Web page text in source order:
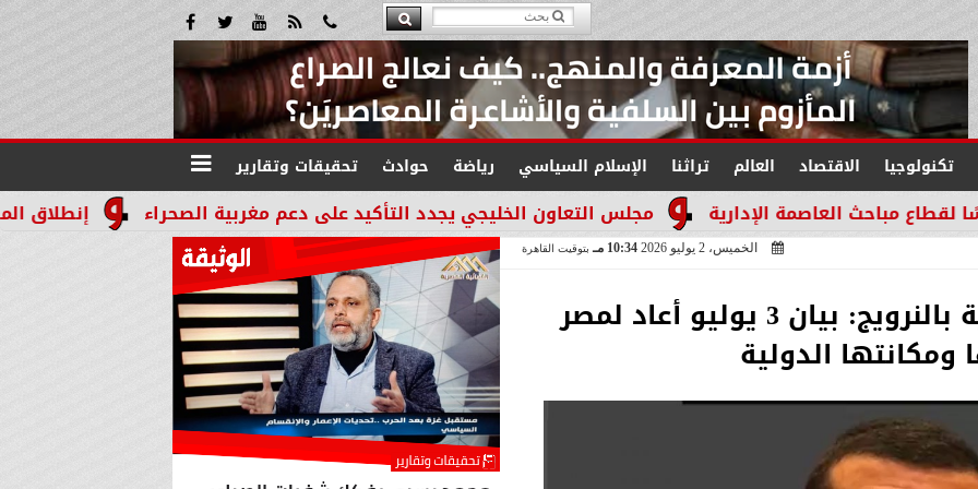
تكنولوجيا الاقتصاد العالم تراثنا الإسلام السياسي رياضة حوادث تحقيقات وتقارير
إنطلاق المرحله الثالثة بالموجة 29 لإسترداد أملاك مجلس التعاون الخليجي يجدد التأكيد على دعم مغربية الصحراء الإدارية
الخميس، 2 يوليو 2026 10:34 مـ بتوقيت القاهرة
رئيس الجالية المصرية بالنرويج: بيان 3 يوليو أعاد لمصر
ومكانتها الدولية